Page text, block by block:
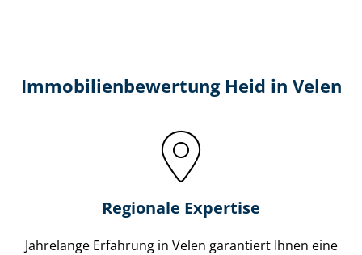
Immobilien­bewertung Heid in Velen
Regionale Expertise
Jahrelange Erfahrung in Velen garantiert Ihnen eine